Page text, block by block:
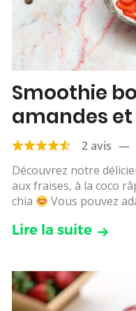
Smoothie
amandes
2 avis —
Découvrez notre
aux fraises, à la coco
chia
Vous pouvez
Lire la suite